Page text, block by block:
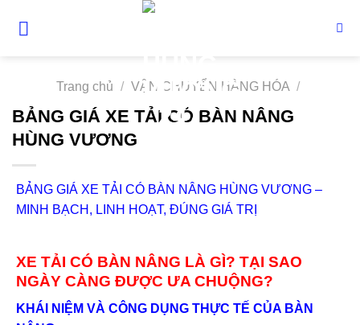
Trang chủ / VẬN CHUYỂN HÀNG HÓA /
BẢNG GIÁ XE TẢI CÓ BÀN NÂNG
HÙNG VƯƠNG
BẢNG GIÁ XE TẢI CÓ BÀN NÂNG HÙNG VƯƠNG –
MINH BẠCH, LINH HOẠT, ĐÚNG GIÁ TRỊ
XE TẢI CÓ BÀN NÂNG LÀ GÌ? TẠI SAO
NGÀY CÀNG ĐƯỢC ƯA CHUỘNG?
KHÁI NIỆM VÀ CÔNG DỤNG THỰC TẾ CỦA BÀN